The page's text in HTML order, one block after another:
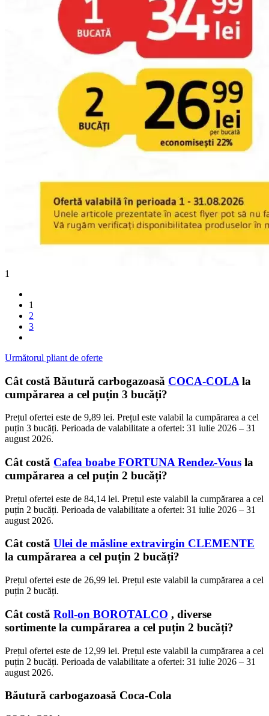
1
1
2
3
Următorul pliant de oferte
Cât costă Băutură carbogazoasă COCA-COLA la
cumpărarea a cel puțin 3 bucăți?
Prețul ofertei este de 9,89 lei. Prețul este valabil la cumpărarea a cel
puțin 3 bucăți. Perioada de valabilitate a ofertei: 31 iulie 2026 – 31
august 2026.
Cât costă Cafea boabe FORTUNA Rendez-Vous la
cumpărarea a cel puțin 2 bucăți?
Prețul ofertei este de 84,14 lei. Prețul este valabil la cumpărarea a cel
puțin 2 bucăți. Perioada de valabilitate a ofertei: 31 iulie 2026 – 31
august 2026.
Cât costă Ulei de măsline extravirgin CLEMENTE
la cumpărarea a cel puțin 2 bucăți?
Prețul ofertei este de 26,99 lei. Prețul este valabil la cumpărarea a cel
puțin 2 bucăți.
Cât costă Roll-on BOROTALCO , diverse
sortimente la cumpărarea a cel puțin 2 bucăți?
Prețul ofertei este de 12,99 lei. Prețul este valabil la cumpărarea a cel
puțin 2 bucăți. Perioada de valabilitate a ofertei: 31 iulie 2026 – 31
august 2026.
Băutură carbogazoasă Coca-Cola